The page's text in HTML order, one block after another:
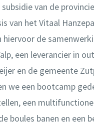
van de
van het Vitaal
hiervoor de
een leverancier in
en de gemeente
we een bootcamp
een
boules banen en een